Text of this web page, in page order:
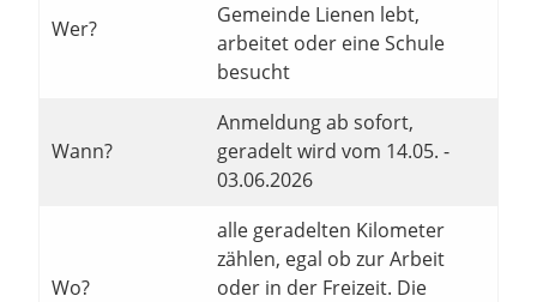
Wer?
Gemeinde Lienen lebt,
arbeitet oder eine Schule
besucht
Wann?
Anmeldung ab sofort,
geradelt wird vom 14.05. -
03.06.2026
Wo?
alle geradelten Kilometer
zählen, egal ob zur Arbeit
oder in der Freizeit. Die